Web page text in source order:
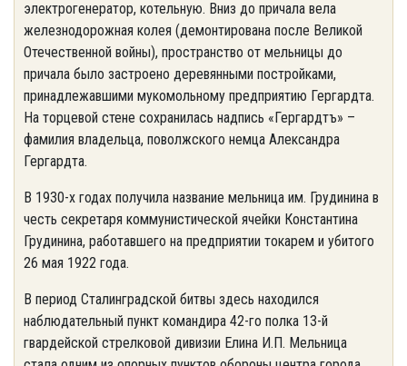
электрогенератор, котельную. Вниз до причала вела
железнодорожная колея (демонтирована после Великой
Отечественной войны), пространство от мельницы до
причала было застроено деревянными постройками,
принадлежавшими мукомольному предприятию Гергардта.
На торцевой стене сохранилась надпись «Гергардтъ» –
фамилия владельца, поволжского немца Александра
Гергардта.
В 1930-х годах получила название мельница им. Грудинина в
честь секретаря коммунистической ячейки Константина
Грудинина, работавшего на предприятии токарем и убитого
26 мая 1922 года.
В период Сталинградской битвы здесь находился
наблюдательный пункт командира 42-го полка 13-й
гвардейской стрелковой дивизии Елина И.П. Мельница